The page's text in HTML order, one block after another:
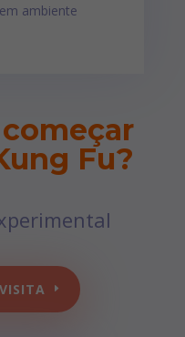
ambiente
Fu?